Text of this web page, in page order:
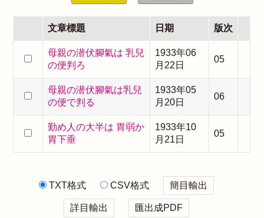
文章標題 日期 版次
母親の潜伏腳氣は 乳兒
の便判ろ
1933年06
月22日
05
母親の潜伏腳氣は乳兒
の便で判る
1933年05
月20日
06
勤め人の大半は 胃弱か
胃下垂
1933年10
月21日
05
TXT格式 CSV格式 簡目輸出
詳目輸出 匯出成PDF